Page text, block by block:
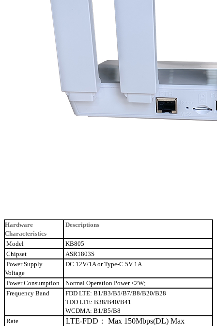
Hardware
Characteristics
Descriptions
Model
KB805
Chipset
ASR1803S
Power Supply
Voltage
DC 12V/1A or Type-C 5V 1A
Power Consumption
Normal Operation Power <2W;
Frequency Band
FDD LTE: B1/B3/B5/B7/B8/B20/B28
TDD LTE: B38/B40/B41
WCDMA: B1/B5/B8
Rate
LTE-FDD ： Max 150Mbps(DL) Max